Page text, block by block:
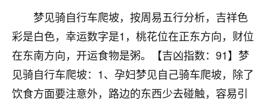
梦见骑自行车爬坡，按周易五行分析，吉祥色
彩是白色，幸运数字是1，桃花位在正东方向，财位
在东南方向，开运食物是粥。【吉凶指数：91】梦
见骑自行车爬坡：1、孕妇梦见自己骑车爬坡，除了
饮食方面要注意外，路边的东西少去碰触，容易引
后，我以为都没戏了，结果开年一上班，开会提拔升
职第一个就是我，职务无所谓，主要是底薪加了
3000，非常开心，无论如何，感恩感谢！🙏🏻
鹿森：恭喜升职加薪！！，请客吗？�